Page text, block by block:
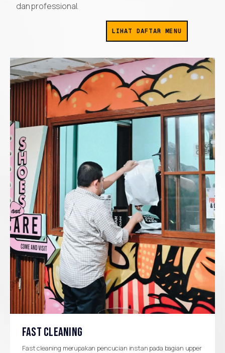
dan professional.
LIHAT DAFTAR MENU
FAST CLEANING
Fast cleaning merupakan pencucian instan pada bagian upper